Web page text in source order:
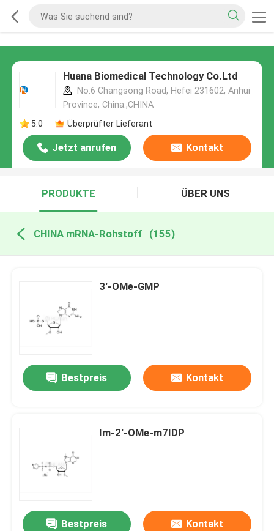
Huana Biomedical Technology Co.Ltd
No.6 Changsong Road, Hefei 231602, Anhui
Province, China.,CHINA
5.0
Überprüfter Lieferant
Jetzt anrufen Kontakt
PRODUKTE ÜBER UNS
CHINA mRNA-Rohstoff (155)
3'-OMe-GMP
Bestpreis Kontakt
Im-2'-OMe-m7IDP
Bestpreis Kontakt